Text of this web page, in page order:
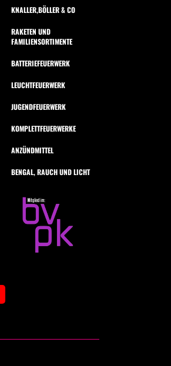
KNALLER,BÖLLER & CO
RAKETEN UND
FAMILIENSORTIMENTE
BATTERIEFEUERWERK
LEUCHTFEUERWERK
JUGENDFEUERWERK
KOMPLETTFEUERWERKE
ANZÜNDMITTEL
BENGAL, RAUCH UND LICHT